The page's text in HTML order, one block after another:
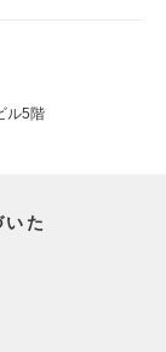
ル5階
た